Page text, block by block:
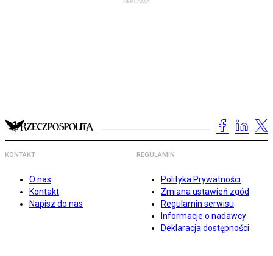
KONTAKT
O nas
Kontakt
Napisz do nas
REGULAMIN
Polityka Prywatności
Zmiana ustawień zgód
Regulamin serwisu
Informacje o nadawcy
Deklaracja dostępności